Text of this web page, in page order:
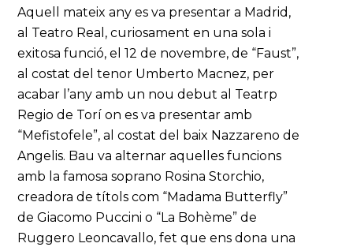
Aquell mateix any es va presentar a Madrid,
al Teatro Real, curiosament en una sola i
exitosa funció, el 12 de novembre, de “Faust”,
al costat del tenor Umberto Macnez, per
acabar l’any amb un nou debut al Teatrp
Regio de Torí on es va presentar amb
“Mefistofele”, al costat del baix Nazzareno de
Angelis. Bau va alternar aquelles funcions
amb la famosa soprano Rosina Storchio,
creadora de títols com “Madama Butterfly”
de Giacomo Puccini o “La Bohème” de
Ruggero Leoncavallo, fet que ens dona una